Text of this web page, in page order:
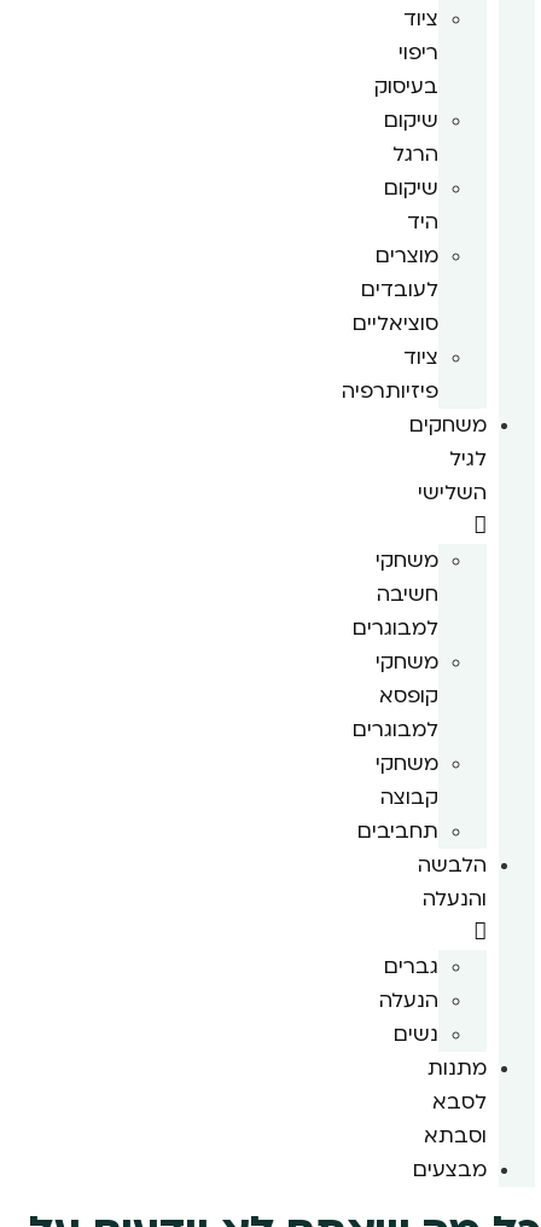
ציוד
ריפוי
בעיסוק
שיקום
הרגל
שיקום
היד
מוצרים
לעובדים
סוציאליים
ציוד
פיזיותרפיה
משחקים
לגיל
השלישי
משחקי
חשיבה
למבוגרים
משחקי
קופסא
למבוגרים
משחקי
קבוצה
תחביבים
הלבשה
והנעלה
גברים
הנעלה
נשים
מתנות
לסבא
וסבתא
מבצעים